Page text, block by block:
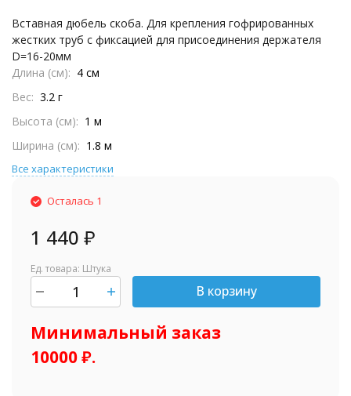
Вставная дюбель скоба. Для крепления гофрированных
жестких труб с фиксацией для присоединения держателя
D=16-20мм
Длина (см)
4 см
Вес 3.2 г
Высота (см)
1 м
Ширина (см)
1.8 м
Все характеристики
Осталась 1
1 440 ₽
Ед. товара: Штука
В корзину
Минимальный заказ
10000 ₽.